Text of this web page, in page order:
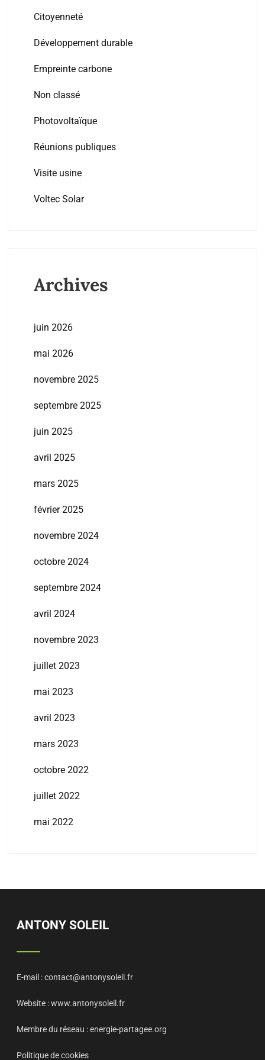
Citoyenneté
Développement durable
Empreinte carbone
Non classé
Photovoltaïque
Réunions publiques
Visite usine
Voltec Solar
Archives
juin 2026
mai 2026
novembre 2025
septembre 2025
juin 2025
avril 2025
mars 2025
février 2025
novembre 2024
octobre 2024
septembre 2024
avril 2024
novembre 2023
juillet 2023
mai 2023
avril 2023
mars 2023
octobre 2022
juillet 2022
mai 2022
ANTONY SOLEIL
E-mail :contact@antonysoleil.fr
Website :www.antonysoleil.fr
Membre du réseau :energie-partagee.org
Politique de cookies